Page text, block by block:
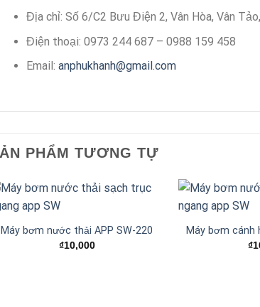
Địa chỉ: Số 6/C2 Bưu Điện 2, Vân Hòa, Vân
Điện thoại: 0973 244 687 – 0988 159 458
Email: anphukhanh@gmail.com
PHẨM TƯƠNG TỰ
Máy bơm nước thải APP SW-220
₫10,000
Máy bơm cánh
₫